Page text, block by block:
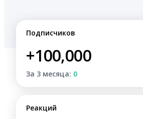
Подписчиков
+100,000
За 3 месяца: 0
Реакций